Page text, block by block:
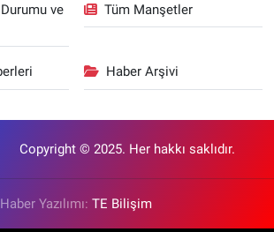
ve
Tüm Manşetler
Haber Arşivi
Copyright © 2025. Her hakkı saklıdır.
Haber Yazılımı: TE Bilişim